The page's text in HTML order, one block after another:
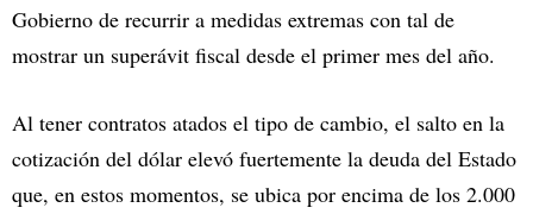
Gobierno de recurrir a medidas extremas con tal de
mostrar un superávit fiscal desde el primer mes del año.
Al tener contratos atados el tipo de cambio, el salto en la
cotización del dólar elevó fuertemente la deuda del Estado
que, en estos momentos, se ubica por encima de los 2.000